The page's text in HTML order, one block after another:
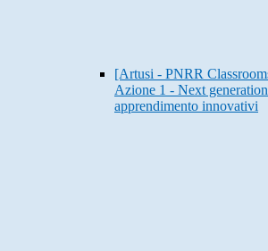
[Artusi - PNRR
Azione 1 - Next
apprendimento innovativi